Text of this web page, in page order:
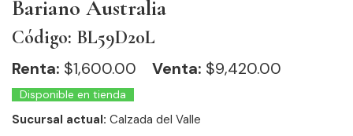
Bariano Australia
Código: BL59D20L
Renta: $1,600.00 Venta: $9,420.00
Disponible en tienda
Sucursal actual: Calzada del Valle